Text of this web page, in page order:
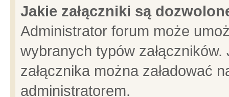
Jakie załączniki są
Administrator forum może
wybranych typów
załącznika można załadować
administratorem.